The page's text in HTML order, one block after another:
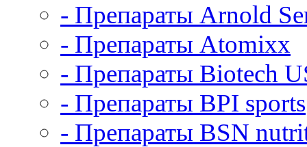
- Препараты Arnold
- Препараты Atomixx
- Препараты Biotech
- Препараты BPI sports
- Препараты BSN